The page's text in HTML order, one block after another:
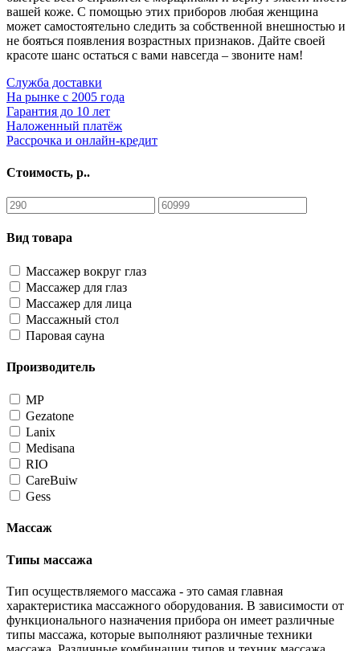
вашей коже. С помощью этих приборов любая женщина
может самостоятельно следить за собственной внешностью и
не бояться появления возрастных признаков. Дайте своей
красоте шанс остаться с вами навсегда – звоните нам!
Cлужба доставки
На рынке с 2005 года
Гарантия до 10 лет
Наложенный платёж
Рассрочка и онлайн-кредит
Стоимость, р..
Вид товара
Массажер вокруг глаз
Массажер для глаз
Массажер для лица
Массажный стол
Паровая сауна
Производитель
MP
Gezatone
Lanix
Medisana
RIO
CareBuiw
Gess
Массаж
Типы массажа
Тип осуществляемого массажа - это самая главная
характеристика массажного оборудования. В зависимости от
функционального назначения прибора он имеет различные
типы массажа, которые выполняют различные техники